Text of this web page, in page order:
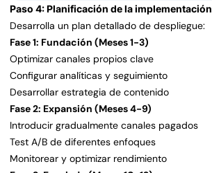
Paso 4: Planificación de la implementación
Desarrolla un plan detallado de despliegue:
Fase 1: Fundación (Meses 1-3)
Optimizar canales propios clave
Configurar analíticas y seguimiento
Desarrollar estrategia de contenido
Fase 2: Expansión (Meses 4-9)
Introducir gradualmente canales pagados
Test A/B de diferentes enfoques
Monitorear y optimizar rendimiento